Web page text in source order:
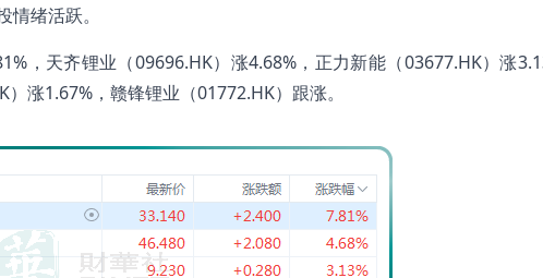
绪活跃。
，天齐锂业（09696.HK）涨4.68%，正力新能（03677.HK）涨
涨1.67%，赣锋锂业（01772.HK）跟涨。